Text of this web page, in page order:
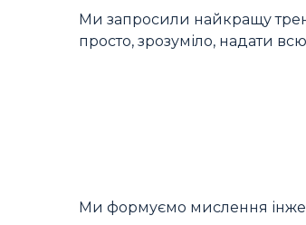
Ми запросили найкращу
просто, зрозуміло, надати
Ми формуємо мислення